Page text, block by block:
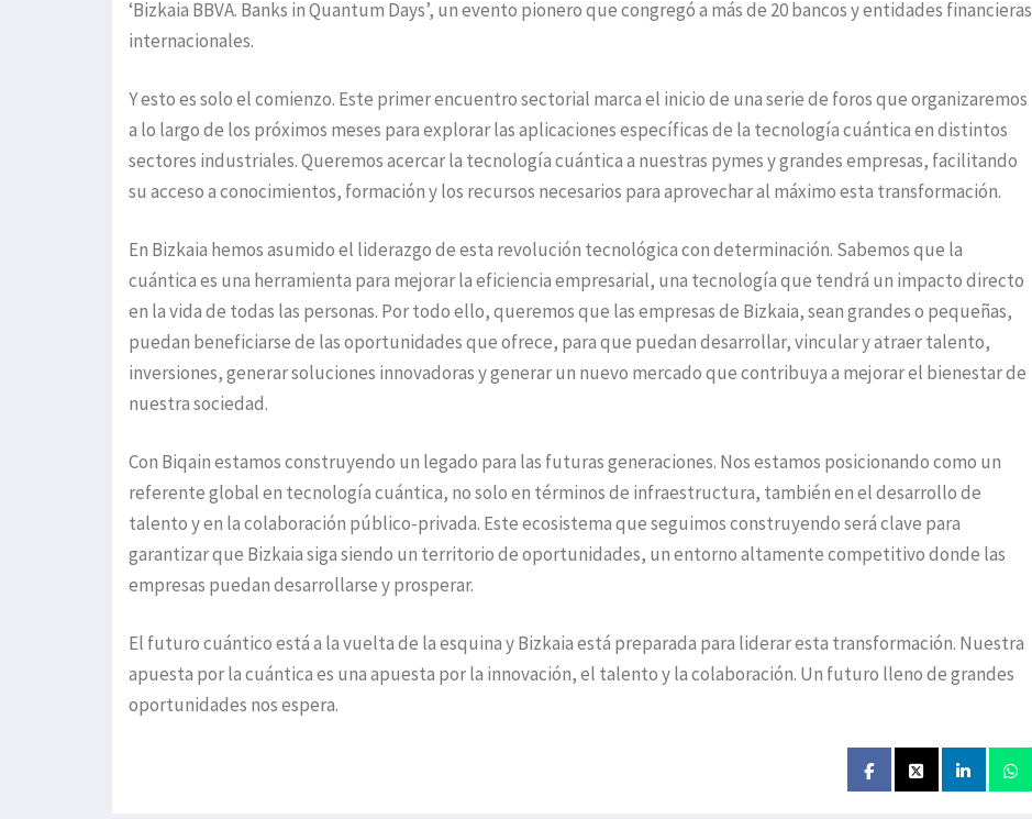
‘Bizkaia BBVA. Banks in Quantum Days’, un evento pionero que congregó a más de 20 bancos y entidades financieras
internacionales.
Y esto es solo el comienzo. Este primer encuentro sectorial marca el inicio de una serie de foros que organizaremos
a lo largo de los próximos meses para explorar las aplicaciones específicas de la tecnología cuántica en distintos
sectores industriales. Queremos acercar la tecnología cuántica a nuestras pymes y grandes empresas, facilitando
su acceso a conocimientos, formación y los recursos necesarios para aprovechar al máximo esta transformación.
En Bizkaia hemos asumido el liderazgo de esta revolución tecnológica con determinación. Sabemos que la
cuántica es una herramienta para mejorar la eficiencia empresarial, una tecnología que tendrá un impacto directo
en la vida de todas las personas. Por todo ello, queremos que las empresas de Bizkaia, sean grandes o pequeñas,
puedan beneficiarse de las oportunidades que ofrece, para que puedan desarrollar, vincular y atraer talento,
inversiones, generar soluciones innovadoras y generar un nuevo mercado que contribuya a mejorar el bienestar de
nuestra sociedad.
Con Biqain estamos construyendo un legado para las futuras generaciones. Nos estamos posicionando como un
referente global en tecnología cuántica, no solo en términos de infraestructura, también en el desarrollo de
talento y en la colaboración público-privada. Este ecosistema que seguimos construyendo será clave para
garantizar que Bizkaia siga siendo un territorio de oportunidades, un entorno altamente competitivo donde las
empresas puedan desarrollarse y prosperar.
El futuro cuántico está a la vuelta de la esquina y Bizkaia está preparada para liderar esta transformación. Nuestra
apuesta por la cuántica es una apuesta por la innovación, el talento y la colaboración. Un futuro lleno de grandes
oportunidades nos espera.